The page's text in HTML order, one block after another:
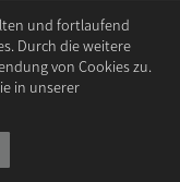
und fortlaufend
Durch die weitere
von Cookies zu.
in unserer